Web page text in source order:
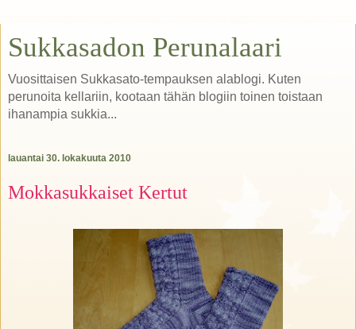
Sukkasadon Perunalaari
Vuosittaisen Sukkasato-tempauksen alablogi. Kuten
perunoita kellariin, kootaan tähän blogiin toinen toistaan
ihanampia sukkia...
lauantai 30. lokakuuta 2010
Mokkasukkaiset Kertut